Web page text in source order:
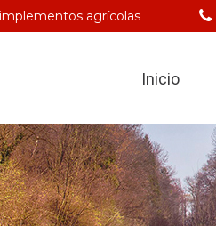
agrícolas
Inicio